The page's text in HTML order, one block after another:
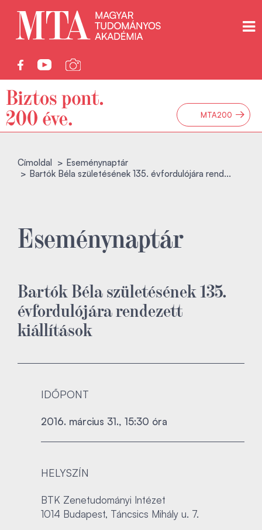
MTA200 →
Címoldal
Eseménynaptár
Bartók Béla születésének 135. évfordulójára rend...
Eseménynaptár
Bartók Béla születésének 135.
évfordulójára rendezett
kiállítások
IDŐPONT
2016. március 31., 15:30 óra
HELYSZÍN
BTK Zenetudományi Intézet
1014 Budapest, Táncsics Mihály u. 7.